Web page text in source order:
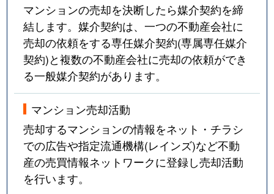
マンションの売却を決断したら媒介契約を締
結します。媒介契約は、一つの不動産会社に
売却の依頼をする専任媒介契約(専属専任媒介
契約)と複数の不動産会社に売却の依頼ができ
る一般媒介契約があります。
マンション売却活動
売却するマンションの情報をネット・チラシ
での広告や指定流通機構(レインズ)など不動
産の売買情報ネットワークに登録し売却活動
を行います。